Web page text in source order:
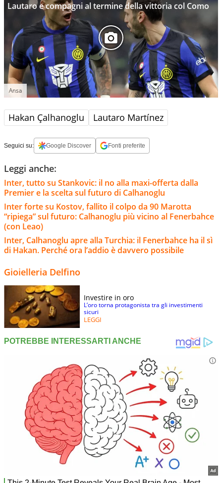
Lautaro e compagni al termine della vittoria col Como
Ansa
Hakan Çalhanoglu Lautaro Martínez
Seguici su: Google Discover Fonti preferite
Leggi anche:
Inter, tutto su Stankovic: il no alla maxi-offerta dalla
Premier e la scelta sul futuro di Calhanoglu
Inter forte su Kostov, fallito il colpo da 90 Marotta
“ripiega” sul futuro: Calhanoglu più vicino al Fenerbahce
(con Leao)
Inter, Calhanoglu apre alla Turchia: il Fenerbahce ha il sì
di Hakan. Perché ora l’addio è davvero possibile
Gioielleria Delfino
Investire in oro
L’oro torna protagonista tra gli investimenti
sicuri
LEGGI